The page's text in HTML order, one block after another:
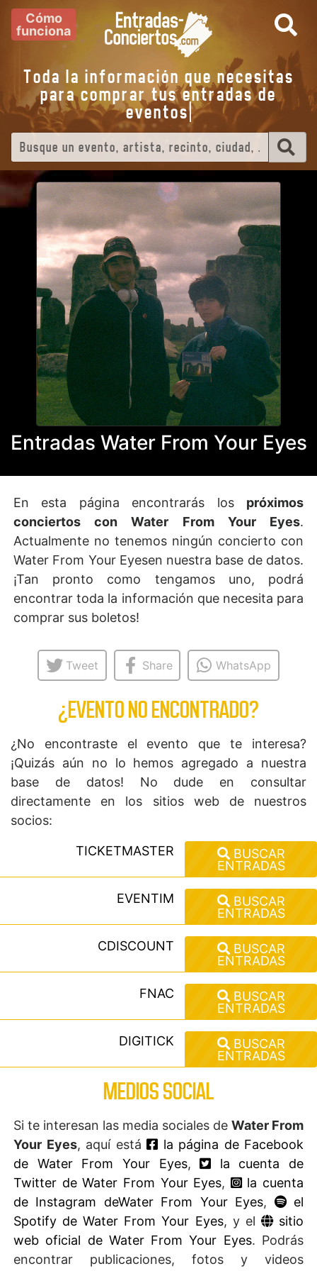
Cómo
funciona
Toda la información que necesitas
para comprar tus entradas de
eventos
Entradas Water From Your Eyes
En esta página encontrarás los próximos
conciertos con Water From Your Eyes.
Actualmente no tenemos ningún concierto con
Water From Your Eyesen nuestra base de datos.
¡Tan pronto como tengamos uno, podrá
encontrar toda la información que necesita para
comprar sus boletos!
Tweet Share WhatsApp
¿EVENTO NO ENCONTRADO?
¿No encontraste el evento que te interesa?
¡Quizás aún no lo hemos agregado a nuestra
base de datos! No dude en consultar
directamente en los sitios web de nuestros
socios:
TICKETMASTER
BUSCAR
ENTRADAS
EVENTIM
BUSCAR
ENTRADAS
CDISCOUNT
BUSCAR
ENTRADAS
FNAC
BUSCAR
ENTRADAS
DIGITICK
BUSCAR
ENTRADAS
MEDIOS SOCIAL
Si te interesan las media sociales de Water From
Your Eyes, aquí está
la página de Facebook
de Water From Your Eyes,
la cuenta de
Twitter de Water From Your Eyes,
la cuenta
de Instagram deWater From Your Eyes,
el
Spotify de Water From Your Eyes, y el
sitio
web oficial de Water From Your Eyes. Podrás
encontrar publicaciones, fotos y videos